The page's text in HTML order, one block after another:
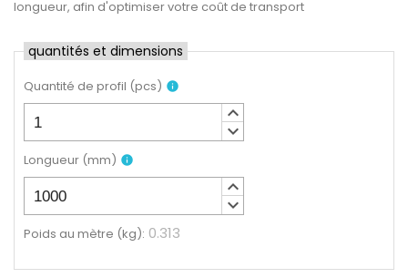
longueur, afin d'optimiser votre coût de transport
quantités et dimensions
Quantité de profil (pcs) info
keyboard_arrow_up
keyboard_arrow_down
Longueur (mm) info
keyboard_arrow_up
keyboard_arrow_down
Poids au mètre (kg): 0.313